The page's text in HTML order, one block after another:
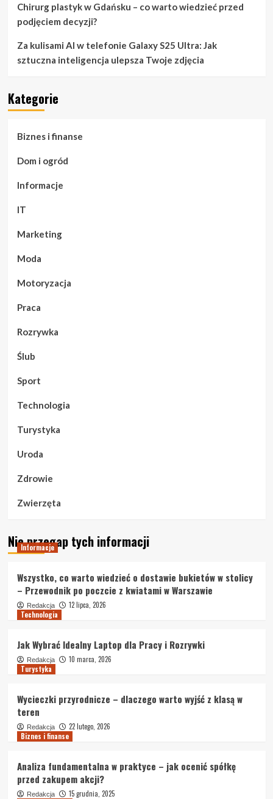
Chirurg plastyk w Gdańsku – co warto wiedzieć przed
podjęciem decyzji?
Za kulisami AI w telefonie Galaxy S25 Ultra: Jak
sztuczna inteligencja ulepsza Twoje zdjęcia
Kategorie
Biznes i finanse
Dom i ogród
Informacje
IT
Marketing
Moda
Motoryzacja
Praca
Rozrywka
Ślub
Sport
Technologia
Turystyka
Uroda
Zdrowie
Zwierzęta
Nie przegap tych informacji
Informacje
Wszystko, co warto wiedzieć o dostawie bukietów w stolicy
– Przewodnik po poczcie z kwiatami w Warszawie
Redakcja
12 lipca, 2026
Technologia
Jak Wybrać Idealny Laptop dla Pracy i Rozrywki
Redakcja
10 marca, 2026
Turystyka
Wycieczki przyrodnicze – dlaczego warto wyjść z klasą w
teren
Redakcja
22 lutego, 2026
Biznes i finanse
Analiza fundamentalna w praktyce – jak ocenić spółkę
przed zakupem akcji?
Redakcja
15 grudnia, 2025